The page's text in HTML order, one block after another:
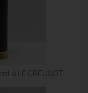
à LE CREUSOT